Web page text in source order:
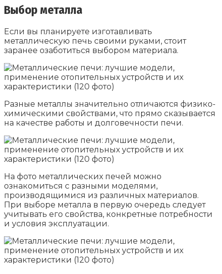
Выбор металла
Если вы планируете изготавливать
металлическую печь своими руками, стоит
заранее озаботиться выбором материала.
Разные металлы значительно отличаются физико-
химическими свойствами, что прямо сказывается
на качестве работы и долговечности печи.
На фото металлических печей можно
ознакомиться с разными моделями,
производящимися из различных материалов.
При выборе металла в первую очередь следует
учитывать его свойства, конкретные потребности
и условия эксплуатации.